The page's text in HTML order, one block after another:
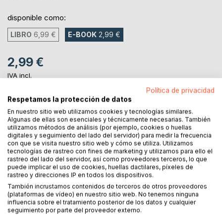
disponible como:
LIBRO 6,99 € E-BOOK 2,99 €
2,99 €
IVA incl.
AL CARRITO
Añadir a lista de deseo
Haz una reseña
Política de privacidad
Respetamos la protección de datos
En nuestro sitio web utilizamos cookies y tecnologías similares.
Algunas de ellas son esenciales y técnicamente necesarias. También
utilizamos métodos de análisis (por ejemplo, cookies o huellas
digitales y seguimiento del lado del servidor) para medir la frecuencia
con que se visita nuestro sitio web y cómo se utiliza. Utilizamos
tecnologías de rastreo con fines de marketing y utilizamos para ello el
rastreo del lado del servidor, así como proveedores terceros, lo que
puede implicar el uso de cookies, huellas dactilares, píxeles de
rastreo y direcciones IP en todos los dispositivos.
También incrustamos contenidos de terceros de otros proveedores
(plataformas de vídeo) en nuestro sitio web. No tenemos ninguna
influencia sobre el tratamiento posterior de los datos y cualquier
seguimiento por parte del proveedor externo.